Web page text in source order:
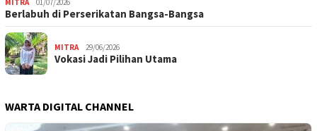
Berlabuh di Perserikatan Bangsa-Bangsa
MITRA 29/06/2026
Vokasi Jadi Pilihan Utama
WARTA DIGITAL CHANNEL